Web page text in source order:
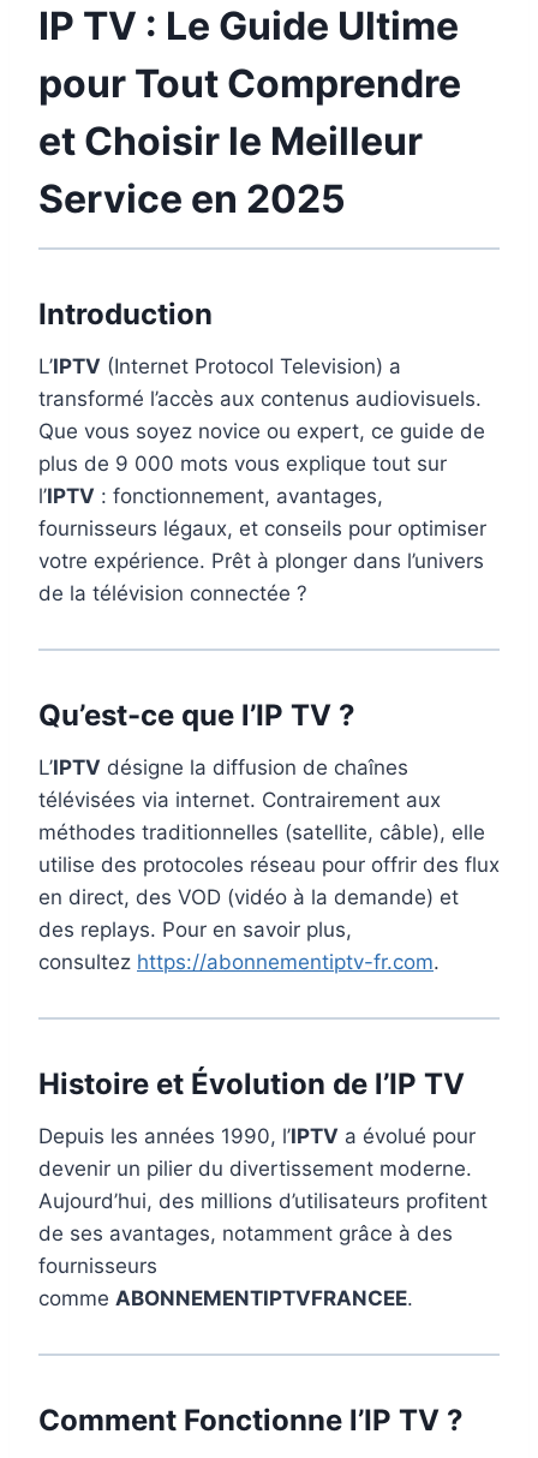
IP TV : Le Guide Ultime
pour Tout Comprendre
et Choisir le Meilleur
Service en 2025
Introduction
L’IPTV (Internet Protocol Television) a
transformé l’accès aux contenus audiovisuels.
Que vous soyez novice ou expert, ce guide de
plus de 9 000 mots vous explique tout sur
l’IPTV : fonctionnement, avantages,
fournisseurs légaux, et conseils pour optimiser
votre expérience. Prêt à plonger dans l’univers
de la télévision connectée ?
Qu’est-ce que l’IP TV ?
L’IPTV désigne la diffusion de chaînes
télévisées via internet. Contrairement aux
méthodes traditionnelles (satellite, câble), elle
utilise des protocoles réseau pour offrir des flux
en direct, des VOD (vidéo à la demande) et
des replays. Pour en savoir plus,
consultez https://abonnementiptv-fr.com.
Histoire et Évolution de l’IP TV
Depuis les années 1990, l’IPTV a évolué pour
devenir un pilier du divertissement moderne.
Aujourd’hui, des millions d’utilisateurs profitent
de ses avantages, notamment grâce à des
fournisseurs
comme ABONNEMENTIPTVFRANCEE.
Comment Fonctionne l’IP TV ?